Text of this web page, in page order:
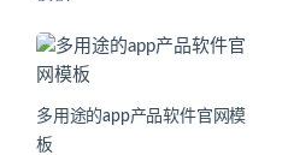
多用途的app产品软件官网模
板